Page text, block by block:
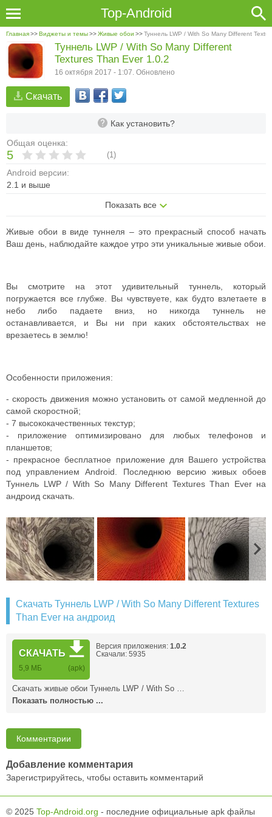
Top-Android
Главная>>Виджеты и темы>>Живые обои >>Туннель LWP / With So Many Different
Скачать
Как установить?
Общая оценка:
5 (1)
Android версии:
2.1 и выше
Показать все
Туннель LWP / With So Many Different
Textures Than Ever 1.0.2
16 октября 2017 - 1:07. Обновлено
Живые обои в виде туннеля – это прекрасный способ начать
Ваш день, наблюдайте каждое утро эти уникальные живые обои.
Вы смотрите на этот удивительный туннель, который
погружается все глубже. Вы чувствуете, как будто взлетаете в
небо либо падаете вниз, но никогда туннель не
останавливается, и Вы ни при каких обстоятельствах не
врезаетесь в землю!
Особенности приложения:
- скорость движения можно установить от самой медленной до
самой скоростной;
- 7 высококачественных текстур;
- приложение оптимизировано для любых телефонов и
планшетов;
- прекрасное бесплатное приложение для Вашего устройства
под управлением Android. Последнюю версию живых обоев
Туннель LWP / With So Many Different Textures Than Ever на
андроид скачать.
Скачать Туннель LWP / With So Many Different Textures
Than Ever на андроид
СКАЧАТЬ
5,9 MБ (apk)
Версия приложения: 1.0.2
Скачали: 5935
Скачать живые обои Туннель LWP / With So …
Показать полностью ...
Комментарии
Добавление комментария
Зарегистрируйтесь, чтобы оставить комментарий
© 2025 Top-Android.org - последние официальные apk файлы